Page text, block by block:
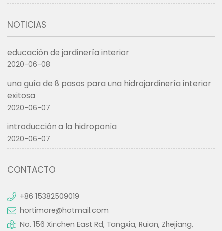
NOTICIAS
educación de jardinería interior
2020-06-08
una guía de 8 pasos para una hidrojardinería interior
exitosa
2020-06-07
introducción a la hidroponía
2020-06-07
CONTACTO
+86 15382509019
hortimore@hotmail.com
No. 156 Xinchen East Rd, Tangxia, Ruian, Zhejiang,